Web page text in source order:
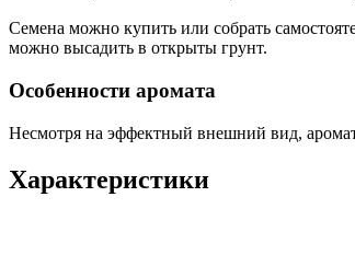
Семена можно купить или собрать
можно высадить в открыты грунт.
Особенности аромата
Несмотря на эффектный внешний вид,
Характеристики